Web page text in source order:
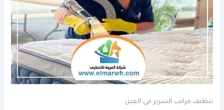
تنظيف مراتب السرير في العين